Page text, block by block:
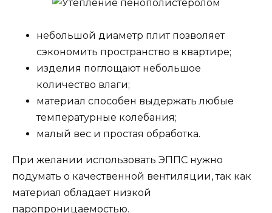
небольшой диаметр плит позволяет
сэкономить пространство в квартире;
изделия поглощают небольшое
количество влаги;
материал способен выдержать любые
температурные колебания;
малый вес и простая обработка.
При желании использовать ЭППС нужно
подумать о качественной вентиляции, так как
материал обладает низкой
паропроницаемостью.